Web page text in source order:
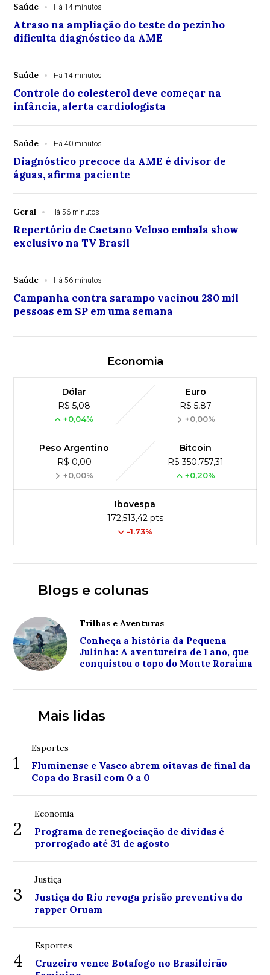
Saúde Há 14 minutos
Atraso na ampliação do teste do pezinho
dificulta diagnóstico da AME
Saúde Há 14 minutos
Controle do colesterol deve começar na
infância, alerta cardiologista
Saúde Há 40 minutos
Diagnóstico precoce da AME é divisor de
águas, afirma paciente
Geral Há 56 minutos
Repertório de Caetano Veloso embala show
exclusivo na TV Brasil
Saúde Há 56 minutos
Campanha contra sarampo vacinou 280 mil
pessoas em SP em uma semana
Economia
Dólar
R$ 5,08
+0,04%
Euro
R$ 5,87
+0,00%
Peso Argentino
R$ 0,00
+0,00%
Bitcoin
R$ 350,757,31
+0,20%
Ibovespa
172,513,42 pts
-1.73%
Blogs e colunas
Trilhas e Aventuras
Conheça a história da Pequena
Julinha: A aventureira de 1 ano, que
conquistou o topo do Monte Roraima
Mais lidas
1
Esportes
Fluminense e Vasco abrem oitavas de final da
Copa do Brasil com 0 a 0
2
Economia
Programa de renegociação de dívidas é
prorrogado até 31 de agosto
3
Justiça
Justiça do Rio revoga prisão preventiva do
rapper Oruam
4
Esportes
Cruzeiro vence Botafogo no Brasileirão